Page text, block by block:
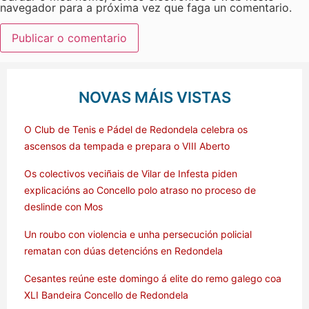
navegador para a próxima vez que faga un comentario.
NOVAS MÁIS VISTAS
O Club de Tenis e Pádel de Redondela celebra os
ascensos da tempada e prepara o VIII Aberto
Os colectivos veciñais de Vilar de Infesta piden
explicacións ao Concello polo atraso no proceso de
deslinde con Mos
Un roubo con violencia e unha persecución policial
rematan con dúas detencións en Redondela
Cesantes reúne este domingo á elite do remo galego coa
XLI Bandeira Concello de Redondela